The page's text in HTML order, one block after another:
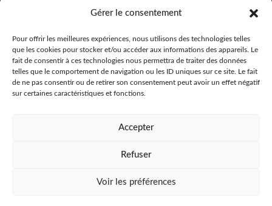
Gérer le consentement
Pour offrir les meilleures expériences, nous utilisons des technologies telles
que les cookies pour stocker et/ou accéder aux informations des appareils. Le
fait de consentir à ces technologies nous permettra de traiter des données
telles que le comportement de navigation ou les ID uniques sur ce site. Le fait
de ne pas consentir ou de retirer son consentement peut avoir un effet négatif
sur certaines caractéristiques et fonctions.
Accepter
Refuser
Voir les préférences
Unapei de l'Oise - 2018
Offres d'emploi